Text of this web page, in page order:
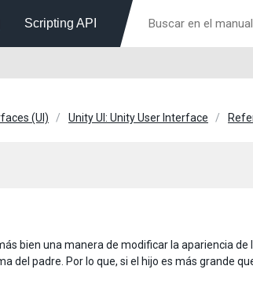
Scripting API
(UI) Unity UI: Unity User Interface
bien una manera de modificar la apariencia
del padre. Por lo que, si el hijo es más grande